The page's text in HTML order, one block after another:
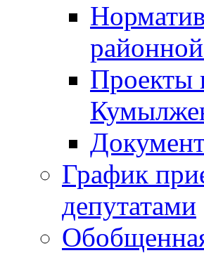
Проекты
График
депутатами